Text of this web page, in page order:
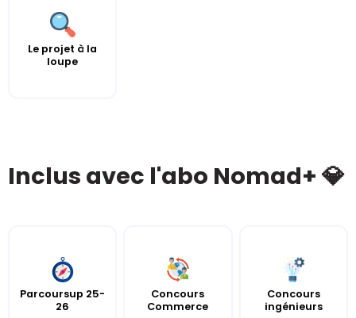
Le projet à la
loupe
Inclus avec l'abo Nomad+ 💎
Parcoursup 25-
26
Concours
Commerce
Concours
ingénieurs